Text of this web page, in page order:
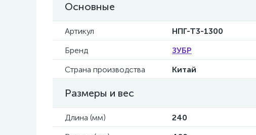
Основные
Артикул
НПГ-Т3-1300
Бренд
ЗУБР
Страна производства
Китай
Размеры и вес
Длина (мм)
240